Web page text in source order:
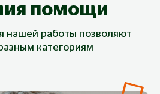
помощи
нашей работы позволяют
категориям